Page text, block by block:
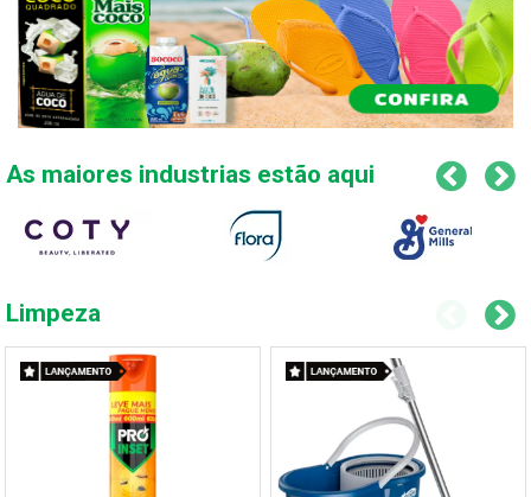
As maiores industrias estão aqui
Limpeza